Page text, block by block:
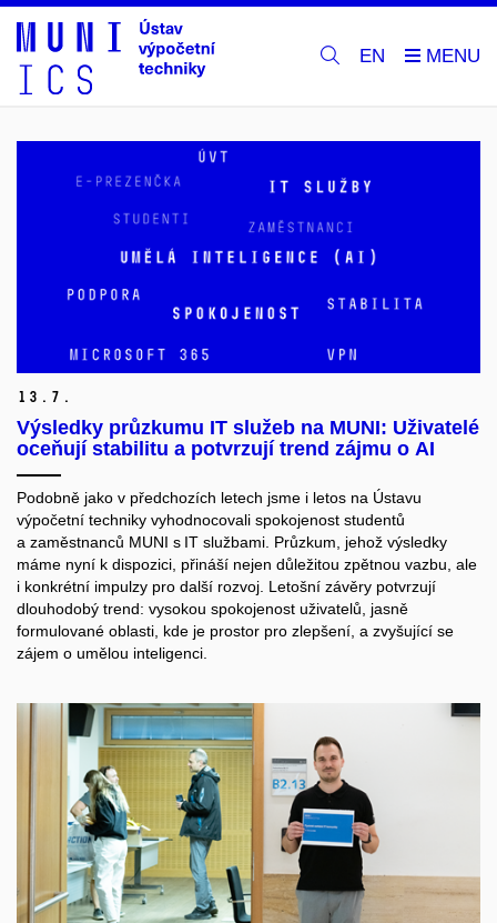
EN
13. 7.
Výsledky průzkumu IT služeb na MUNI: Uživatelé
oceňují stabilitu a potvrzují trend zájmu o AI
Podobně jako v předchozích letech jsme i letos na Ústavu
výpočetní techniky vyhodnocovali spokojenost studentů
a zaměstnanců MUNI s IT službami. Průzkum, jehož výsledky
máme nyní k dispozici, přináší nejen důležitou zpětnou vazbu, ale
i konkrétní impulzy pro další rozvoj. Letošní závěry potvrzují
dlouhodobý trend: vysokou spokojenost uživatelů, jasně
formulované oblasti, kde je prostor pro zlepšení, a zvyšující se
zájem o umělou inteligenci.